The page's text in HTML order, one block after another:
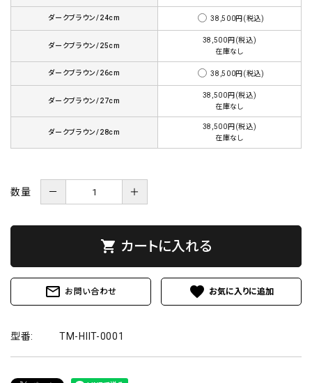
ダークブラウン/24cm 38,500円(税込)
ダークブラウン/25cm
38,500円(税込)
在庫なし
ダークブラウン/26cm 38,500円(税込)
ダークブラウン/27cm
38,500円(税込)
在庫なし
ダークブラウン/28cm
38,500円(税込)
在庫なし
数量 － ＋
shopping_cart カートに入れる
mail_outline お問い合わせ favorite
型番: TM-HIIT-0001